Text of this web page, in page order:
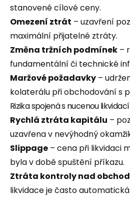
stanovené cílové ceny.
Omezení ztrát – uzavření
maximální přijatelné ztráty.
Změna tržních podmínek –
fundamentální či technické
Maržové požadavky –
kolaterálu při obchodování s
Rizika spojená s nucenou likvidací
Rychlá ztráta kapitálu –
uzavřena v nevýhodný
Slippage – cena při likvidaci
byla v době spuštění příkazu.
Ztráta kontroly nad
likvidace je často